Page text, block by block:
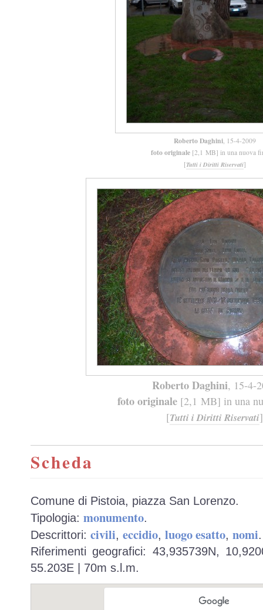
Roberto Daghini, 15-4-2009
foto originale [2,1 MB] in una nuova
[Tutti i Diritti Riservati]
Roberto Daghini, 15-4-
foto originale[2,1 MB] in una
[Tutti i Diritti Riservati]
Scheda
Comune di Pistoia, piazza San Lorenzo.
Tipologia: monumento.
Descrittori: civili, eccidio, luogo esatto, nomi.
Riferimenti geografici: 43,935739N,
55.203E | 70m s.l.m.